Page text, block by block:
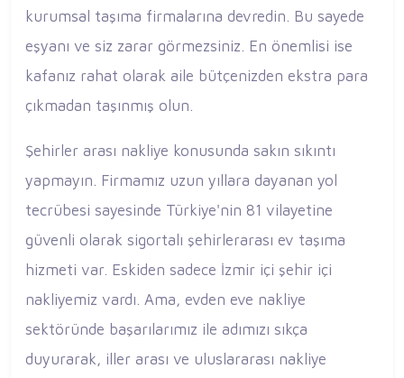
kurumsal taşıma firmalarına devredin. Bu sayede
eşyanı ve siz zarar görmezsiniz. En önemlisi ise
kafanız rahat olarak aile bütçenizden ekstra para
çıkmadan taşınmış olun.
Şehirler arası nakliye konusunda sakın sıkıntı
yapmayın. Firmamız uzun yıllara dayanan yol
tecrübesi sayesinde Türkiye'nin 81 vilayetine
güvenli olarak sigortalı şehirlerarası ev taşıma
hizmeti var. Eskiden sadece İzmir içi şehir içi
nakliyemiz vardı. Ama, evden eve nakliye
sektöründe başarılarımız ile adımızı sıkça
duyurarak, iller arası ve uluslararası nakliye